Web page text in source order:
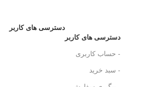
دسترسی های کاربر
دسترسی های کاربر
- حساب کاربری
- سبد خرید